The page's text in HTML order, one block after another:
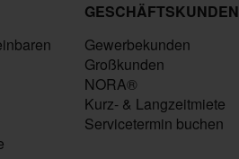
GESCHÄFTSKUNDEN
Gewerbekunden
Großkunden
NORA®
Kurz- & Langzeitmiete
Servicetermin buchen